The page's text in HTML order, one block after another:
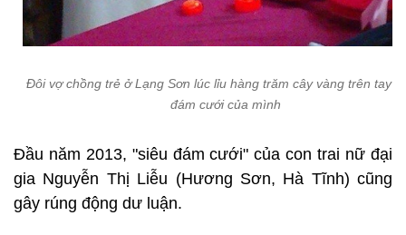
Đôi vợ chồng trẻ ở Lạng Sơn lúc lỉu hàng trăm cây vàng trên tay
đám cưới của mình
Đầu năm 2013, "siêu đám cưới" của con trai nữ đại
gia Nguyễn Thị Liễu (Hương Sơn, Hà Tĩnh) cũng
gây rúng động dư luận.